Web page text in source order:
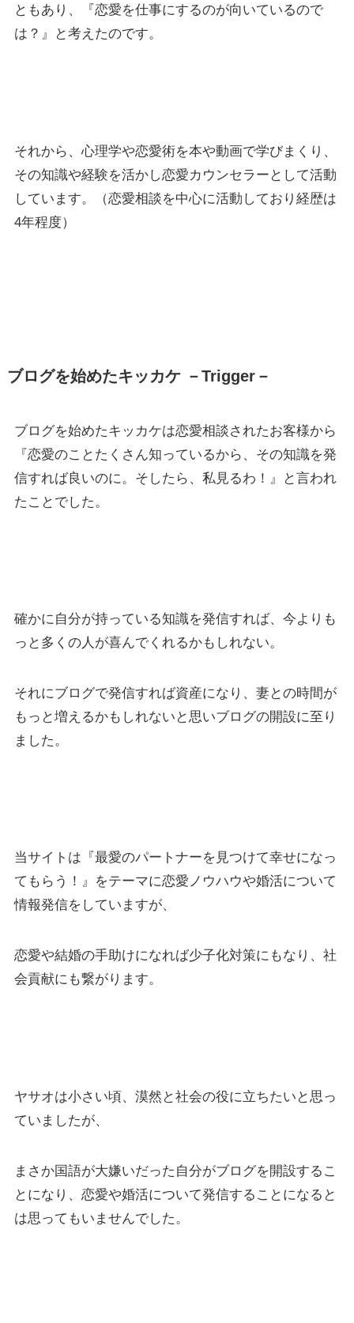
ともあり、『恋愛を仕事にするのが向いているので
は？』と考えたのです。
それから、心理学や恋愛術を本や動画で学びまくり、
その知識や経験を活かし恋愛カウンセラーとして活動
しています。（恋愛相談を中心に活動しており経歴は
4年程度）
ブログを始めたキッカケ －Trigger－
ブログを始めたキッカケは恋愛相談されたお客様から
『恋愛のことたくさん知っているから、その知識を発
信すれば良いのに。そしたら、私見るわ！』と言われ
たことでした。
確かに自分が持っている知識を発信すれば、今よりも
っと多くの人が喜んでくれるかもしれない。
それにブログで発信すれば資産になり、妻との時間が
もっと増えるかもしれないと思いブログの開設に至り
ました。
当サイトは『最愛のパートナーを見つけて幸せになっ
てもらう！』をテーマに恋愛ノウハウや婚活について
情報発信をしていますが、
恋愛や結婚の手助けになれば少子化対策にもなり、社
会貢献にも繋がります。
ヤサオは小さい頃、漠然と社会の役に立ちたいと思っ
ていましたが、
まさか国語が大嫌いだった自分がブログを開設するこ
とになり、恋愛や婚活について発信することになると
は思ってもいませんでした。